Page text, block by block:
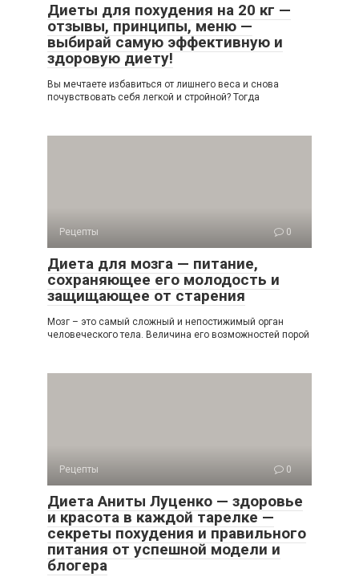
Диеты для похудения на 20 кг —
отзывы, принципы, меню —
выбирай самую эффективную и
здоровую диету!
Вы мечтаете избавиться от лишнего веса и снова
почувствовать себя легкой и стройной? Тогда
Рецепты 0
Диета для мозга — питание,
сохраняющее его молодость и
защищающее от старения
Мозг – это самый сложный и непостижимый орган
человеческого тела. Величина его возможностей порой
Рецепты 0
Диета Аниты Луценко — здоровье
и красота в каждой тарелке —
секреты похудения и правильного
питания от успешной модели и
блогера